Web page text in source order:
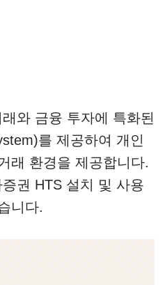
와 금융 투자에 특화된
를 제공하여 개인
래 환경을 제공합니다.
권 HTS 설치 및 사용
니다.